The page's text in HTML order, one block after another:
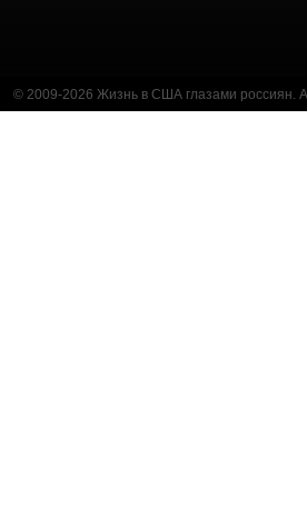
© 2009-2026 Жизнь в США глазами россиян.